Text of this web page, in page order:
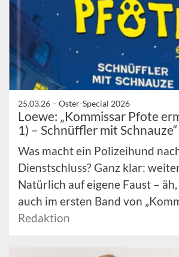
25.03.26 – Oster-Special 2026
Loewe: „Kommissar Pfote
1) – Schnüffler mit Schnauze“
Was macht ein Polizeihund
Dienstschluss? Ganz klar:
Natürlich auf eigene Faust – äh,
auch im ersten Band von
Redaktion